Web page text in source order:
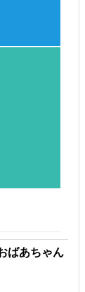
ばあちゃん